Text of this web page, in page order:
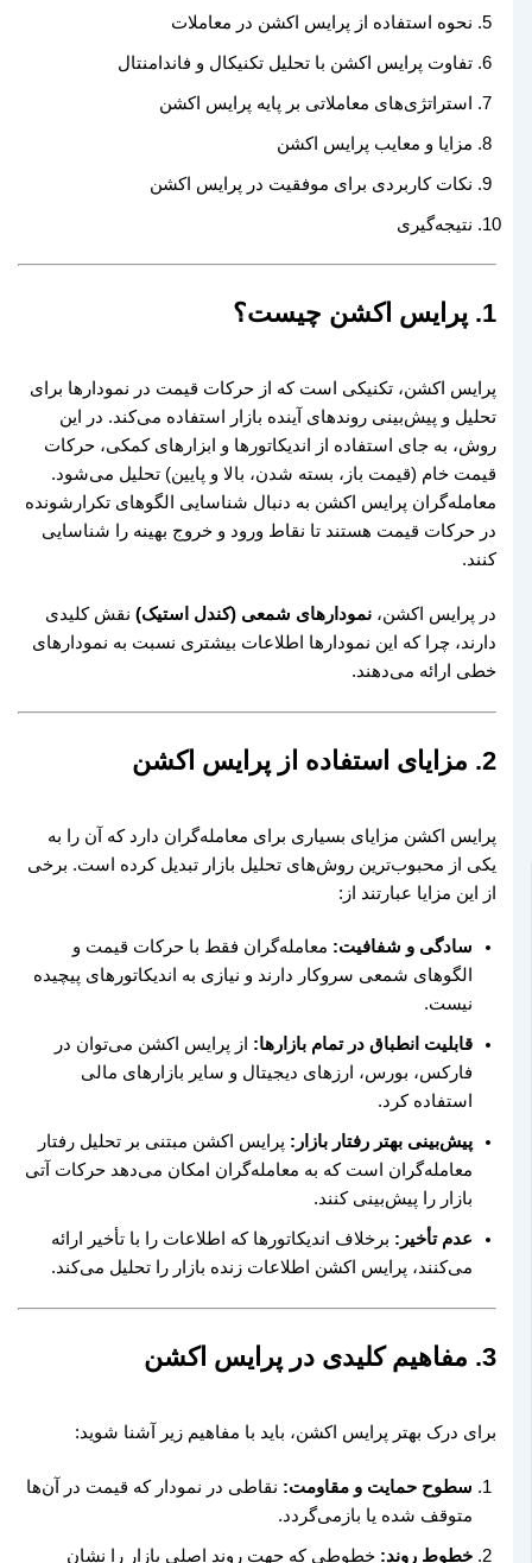
نحوه استفاده از پرایس اکشن در معاملات
تفاوت پرایس اکشن با تحلیل تکنیکال و فاندامنتال
استراتژی‌های معاملاتی بر پایه پرایس اکشن
مزایا و معایب پرایس اکشن
نکات کاربردی برای موفقیت در پرایس اکشن
نتیجه‌گیری
1. پرایس اکشن چیست؟
پرایس اکشن، تکنیکی است که از حرکات قیمت در نمودارها برای
تحلیل و پیش‌بینی روندهای آینده بازار استفاده می‌کند. در این
روش، به جای استفاده از اندیکاتورها و ابزارهای کمکی، حرکات
قیمت خام (قیمت باز، بسته شدن، بالا و پایین) تحلیل می‌شود.
معامله‌گران پرایس اکشن به دنبال شناسایی الگوهای تکرارشونده
در حرکات قیمت هستند تا نقاط ورود و خروج بهینه را شناسایی
کنند.
در پرایس اکشن،نمودارهای شمعی (کندل استیک)نقش کلیدی
دارند، چرا که این نمودارها اطلاعات بیشتری نسبت به نمودارهای
خطی ارائه می‌دهند.
2. مزایای استفاده از پرایس اکشن
پرایس اکشن مزایای بسیاری برای معامله‌گران دارد که آن را به
یکی از محبوب‌ترین روش‌های تحلیل بازار تبدیل کرده است. برخی
از این مزایا عبارتند از:
سادگی و شفافیت:معامله‌گران فقط با حرکات قیمت و
الگوهای شمعی سروکار دارند و نیازی به اندیکاتورهای پیچیده
نیست.
قابلیت انطباق در تمام بازارها:از پرایس اکشن می‌توان در
فارکس، بورس، ارزهای دیجیتال و سایر بازارهای مالی
استفاده کرد.
پیش‌بینی بهتر رفتار بازار: پرایس اکشن مبتنی بر تحلیل رفتار
معامله‌گران است که به معامله‌گران امکان می‌دهد حرکات آتی
بازار را پیش‌بینی کنند.
عدم تأخیر: برخلاف اندیکاتورها که اطلاعات را با تأخیر ارائه
می‌کنند، پرایس اکشن اطلاعات زنده بازار را تحلیل می‌کند.
3. مفاهیم کلیدی در پرایس اکشن
برای درک بهتر پرایس اکشن، باید با مفاهیم زیر آشنا شوید:
سطوح حمایت و مقاومت:نقاطی در نمودار که قیمت در آن‌ها
متوقف شده یا بازمی‌گردد.
خطوط روند:خطوطی که جهت روند اصلی بازار را نشان